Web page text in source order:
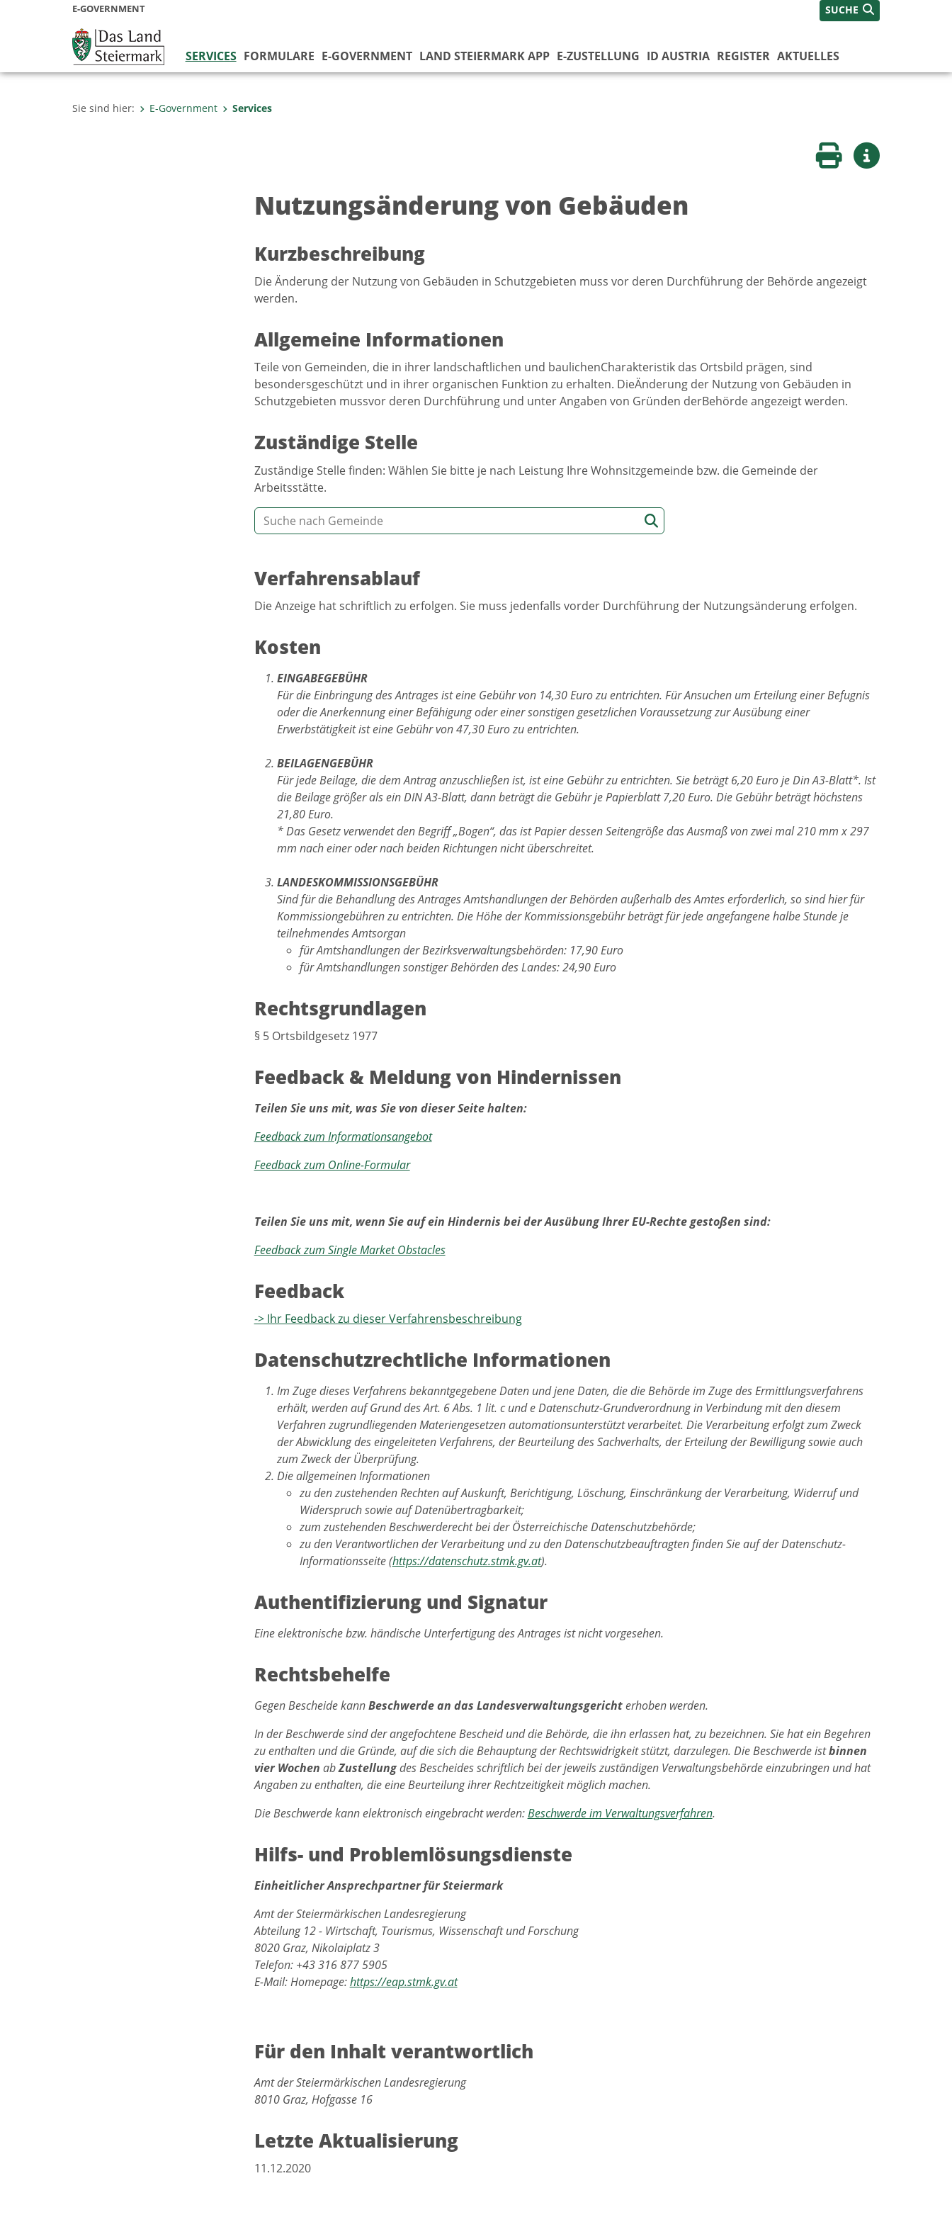
E-GOVERNMENT SUCHE
SERVICES FORMULARE E-GOVERNMENT LAND STEIERMARK APP E-ZUSTELLUNG ID AUSTRIA REGISTER AKTUELLES
Sie sind hier: E-Government Services
Seite druckenWeitere Infos
Nutzungsänderung von Gebäuden
Kurzbeschreibung
Die Änderung der Nutzung von Gebäuden in Schutzgebieten muss vor deren Durchführung der Behörde angezeigt
werden.
Allgemeine Informationen
Teile von Gemeinden, die in ihrer landschaftlichen und baulichenCharakteristik das Ortsbild prägen, sind
besondersgeschützt und in ihrer organischen Funktion zu erhalten. DieÄnderung der Nutzung von Gebäuden in
Schutzgebieten mussvor deren Durchführung und unter Angaben von Gründen derBehörde angezeigt werden.
Zuständige Stelle
Zuständige Stelle finden: Wählen Sie bitte je nach Leistung Ihre Wohnsitzgemeinde bzw. die Gemeinde der
Arbeitsstätte.
Verfahrensablauf
Die Anzeige hat schriftlich zu erfolgen. Sie muss jedenfalls vorder Durchführung der Nutzungsänderung erfolgen.
Kosten
EINGABEGEBÜHR
Für die Einbringung des Antrages ist eine Gebühr von 14,30 Euro zu entrichten. Für Ansuchen um Erteilung einer Befugnis
oder die Anerkennung einer Befähigung oder einer sonstigen gesetzlichen Voraussetzung zur Ausübung einer
Erwerbstätigkeit ist eine Gebühr von 47,30 Euro zu entrichten.
BEILAGENGEBÜHR
Für jede Beilage, die dem Antrag anzuschließen ist, ist eine Gebühr zu entrichten. Sie beträgt 6,20 Euro je Din A3-Blatt*. Ist
die Beilage größer als ein DIN A3-Blatt, dann beträgt die Gebühr je Papierblatt 7,20 Euro. Die Gebühr beträgt höchstens
21,80 Euro.
* Das Gesetz verwendet den Begriff „Bogen“, das ist Papier dessen Seitengröße das Ausmaß von zwei mal 210 mm x 297
mm nach einer oder nach beiden Richtungen nicht überschreitet.
LANDESKOMMISSIONSGEBÜHR
Sind für die Behandlung des Antrages Amtshandlungen der Behörden außerhalb des Amtes erforderlich, so sind hier für
Kommissiongebühren zu entrichten. Die Höhe der Kommissionsgebühr beträgt für jede angefangene halbe Stunde je
teilnehmendes Amtsorgan
für Amtshandlungen der Bezirksverwaltungsbehörden: 17,90 Euro
für Amtshandlungen sonstiger Behörden des Landes: 24,90 Euro
Rechtsgrundlagen
§ 5 Ortsbildgesetz 1977
Feedback & Meldung von Hindernissen
Teilen Sie uns mit, was Sie von dieser Seite halten:
Feedback zum Informationsangebot
Feedback zum Online-Formular
Teilen Sie uns mit, wenn Sie auf ein Hindernis bei der Ausübung Ihrer EU-Rechte gestoßen sind:
Feedback zum Single Market Obstacles
Feedback
-> Ihr Feedback zu dieser Verfahrensbeschreibung
Datenschutzrechtliche Informationen
Im Zuge dieses Verfahrens bekanntgegebene Daten und jene Daten, die die Behörde im Zuge des Ermittlungsverfahrens
erhält, werden auf Grund des Art. 6 Abs. 1 lit. c und e Datenschutz-Grundverordnung in Verbindung mit den diesem
Verfahren zugrundliegenden Materiengesetzen automationsunterstützt verarbeitet. Die Verarbeitung erfolgt zum Zweck
der Abwicklung des eingeleiteten Verfahrens, der Beurteilung des Sachverhalts, der Erteilung der Bewilligung sowie auch
zum Zweck der Überprüfung.
Die allgemeinen Informationen
zu den zustehenden Rechten auf Auskunft, Berichtigung, Löschung, Einschränkung der Verarbeitung, Widerruf und
Widerspruch sowie auf Datenübertragbarkeit;
zum zustehenden Beschwerderecht bei der Österreichische Datenschutzbehörde;
zu den Verantwortlichen der Verarbeitung und zu den Datenschutzbeauftragten finden Sie auf der Datenschutz-
Informationsseite (https://datenschutz.stmk.gv.at).
Authentifizierung und Signatur
Eine elektronische bzw. händische Unterfertigung des Antrages ist nicht vorgesehen.
Rechtsbehelfe
Gegen Bescheide kannBeschwerde an das Landesverwaltungsgerichterhoben werden.
In der Beschwerde sind der angefochtene Bescheid und die Behörde, die ihn erlassen hat, zu bezeichnen. Sie hat ein Begehren
zu enthalten und die Gründe, auf die sich die Behauptung der Rechtswidrigkeit stützt, darzulegen. Die Beschwerde istbinnen
vier Wochen abZustellungdes Bescheides schriftlich bei der jeweils zuständigen Verwaltungsbehörde einzubringen und hat
Angaben zu enthalten, die eine Beurteilung ihrer Rechtzeitigkeit möglich machen.
Die Beschwerde kann elektronisch eingebracht werden:Beschwerde im Verwaltungsverfahren.
Hilfs- und Problemlösungsdienste
Einheitlicher Ansprechpartner für Steiermark
Amt der Steiermärkischen Landesregierung
Abteilung 12 - Wirtschaft, Tourismus, Wissenschaft und Forschung
8020 Graz, Nikolaiplatz 3
Telefon: +43 316 877 5905
E-Mail: Homepage:https://eap.stmk.gv.at
Für den Inhalt verantwortlich
Amt der Steiermärkischen Landesregierung
8010 Graz, Hofgasse 16
Letzte Aktualisierung
11.12.2020